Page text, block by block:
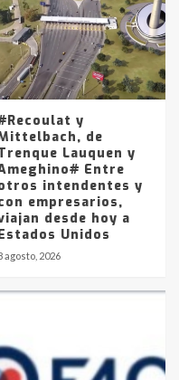
combustibles en
hasta Axion
y
de
Lauquen y
Entre
intendentes y
empresarios,
desde hoy a
Unidos
agosto, 2026